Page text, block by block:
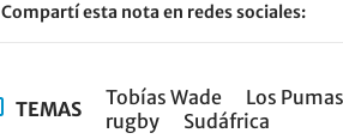
Compartí esta nota en redes sociales:
TEMAS Tobías Wade Los
rugby
Sudáfrica